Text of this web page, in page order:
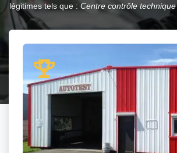
légitimes tels que : Centre contrôle technique